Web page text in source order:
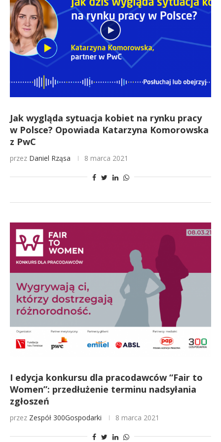
Jak wygląda sytuacja kobiet na rynku pracy
w Polsce? Opowiada Katarzyna Komorowska
z PwC
przez Daniel Rząsa 8 marca 2021
I edycja konkursu dla pracodawców “Fair to
Women”: przedłużenie terminu nadsyłania
zgłoszeń
przez Zespół 300Gospodarki 8 marca 2021